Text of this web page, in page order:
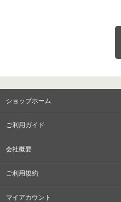
ショップホーム
ご利用ガイド
会社概要
ご利用規約
マイアカウント